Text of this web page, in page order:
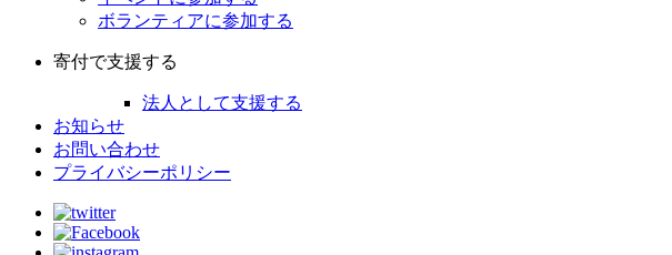
ボランティアに参加する
寄付で支援する
法人として支援する
お知らせ
お問い合わせ
プライバシーポリシー